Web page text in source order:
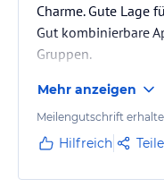
Charme. Gute Lage
Gut kombinierbare
Gruppen.
Mehr anzeigen
Meilengutschrift
Hilfreich